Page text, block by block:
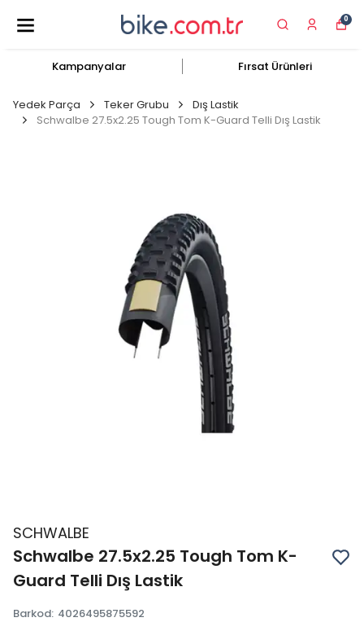
0
Kampanyalar Fırsat Ürünleri
Yedek Parça Teker Grubu
Dış Lastik
Schwalbe 27.5x2.25 Tough Tom K-Guard Telli Dış Lastik
SCHWALBE
Schwalbe 27.5x2.25 Tough Tom K-
Guard Telli Dış Lastik
Barkod: 4026495875592